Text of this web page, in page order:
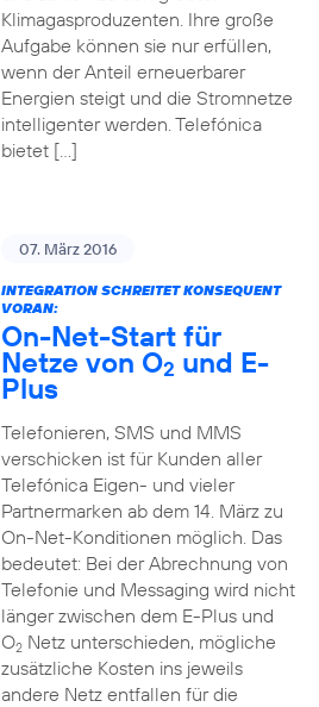
Klimagasproduzenten. Ihre große
Aufgabe können sie nur erfüllen,
wenn der Anteil erneuerbarer
Energien steigt und die Stromnetze
intelligenter werden. Telefónica
bietet […]
07. März 2016
INTEGRATION SCHREITET KONSEQUENT
VORAN:
On-Net-Start für
Netze von O2 und E-
Plus
Telefonieren, SMS und MMS
verschicken ist für Kunden aller
Telefónica Eigen- und vieler
Partnermarken ab dem 14. März zu
On-Net-Konditionen möglich. Das
bedeutet: Bei der Abrechnung von
Telefonie und Messaging wird nicht
länger zwischen dem E-Plus und
O2Netz unterschieden, mögliche
zusätzliche Kosten ins jeweils
andere Netz entfallen für die